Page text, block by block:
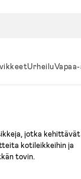
Urheilu
jotka kehittävät
kotileikkeihin ja
tovin.